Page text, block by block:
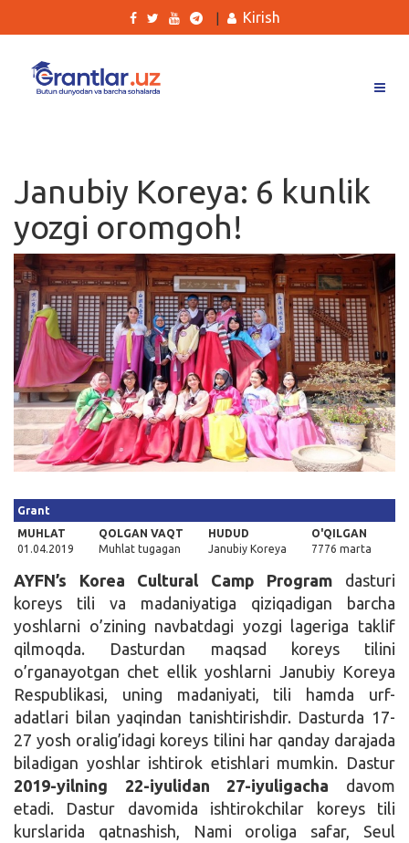
Ishlar
Kurslar
Blog
Yana
Qidirish
Kirish
Kirish
Janubiy Koreya: 6 kunlik
yozgi oromgoh!
Grant
MUHLAT
01.04.2019
QOLGAN VAQT
Muhlat tugagan
HUDUD
Janubiy Koreya
O'QILGAN
7776 marta
AYFN’s Korea Cultural Camp Program dasturi
koreys tili va madaniyatiga qiziqadigan barcha
yoshlarni o’zining navbatdagi yozgi lageriga taklif
qilmoqda. Dasturdan maqsad koreys tilini
o’rganayotgan chet ellik yoshlarni Janubiy Koreya
Respublikasi, uning madaniyati, tili hamda urf-
adatlari bilan yaqindan tanishtirishdir. Dasturda 17-
27 yosh oralig’idagi koreys tilini har qanday darajada
biladigan yoshlar ishtirok etishlari mumkin. Dastur
2019-yilning 22-iyulidan 27-iyuligacha davom
etadi. Dastur davomida ishtirokchilar koreys tili
kurslarida qatnashish, Nami oroliga safar, Seul